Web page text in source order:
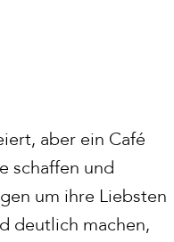
aber ein Café
schaffen und
um ihre Liebsten
deutlich machen,